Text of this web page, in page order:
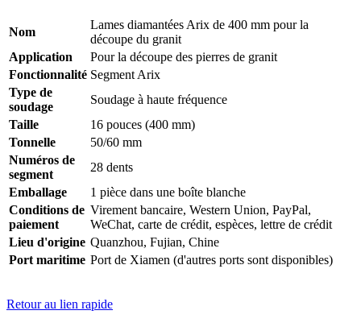
Nom
Lames diamantées Arix de 400 mm pour la
découpe du granit
Application
Pour la découpe des pierres de granit
Fonctionnalité Segment Arix
Type de
soudage
Soudage à haute fréquence
Taille
16 pouces (400 mm)
Tonnelle
50/60 mm
Numéros de
segment
28 dents
Emballage
1 pièce dans une boîte blanche
Conditions de
paiement
Virement bancaire, Western Union, PayPal,
WeChat, carte de crédit, espèces, lettre de crédit
Lieu d'origine Quanzhou, Fujian, Chine
Port maritime Port de Xiamen (d'autres ports sont disponibles)
Retour au lien rapide